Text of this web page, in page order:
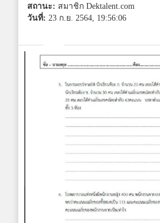
สถานะ: สมาชิก Dektalent.com
วันที่: 23 ก.ย. 2564, 19:56:06